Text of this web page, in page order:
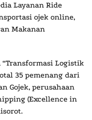
Layanan Ride
ojek online,
Makanan
Logistik
35 pemenang dari
Gojek, perusahaan
(Excellence in